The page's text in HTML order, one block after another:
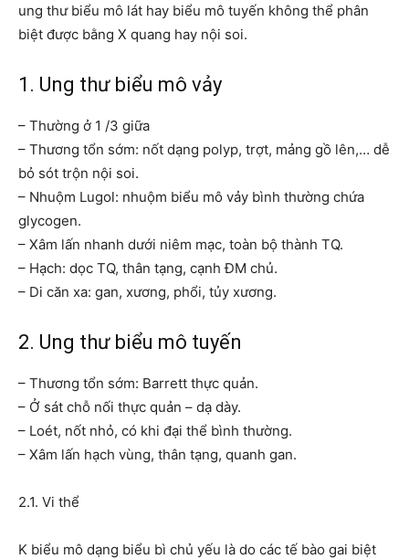
ung thư biểu mô lát hay biểu mô tuyến không thể phân
biệt được bằng X quang hay nội soi.
1. Ung thư biểu mô vảy
– Thường ở 1 /3 giữa
– Thương tổn sớm: nốt dạng polyp, trợt, mảng gồ lên,… dễ
bỏ sót trộn nội soi.
– Nhuộm Lugol: nhuộm biểu mô vảy bình thường chứa
glycogen.
– Xâm lấn nhanh dưới niêm mạc, toàn bộ thành TQ.
– Hạch: dọc TQ, thân tạng, cạnh ĐM chủ.
– Di căn xa: gan, xương, phổi, tủy xương.
2. Ung thư biểu mô tuyến
– Thương tổn sớm: Barrett thực quản.
– Ở sát chỗ nối thực quản – dạ dày.
– Loét, nốt nhỏ, có khi đại thể bình thường.
– Xâm lấn hạch vùng, thân tạng, quanh gan.
2.1. Vi thể
K biểu mô dạng biểu bì chủ yếu là do các tế bào gai biệt